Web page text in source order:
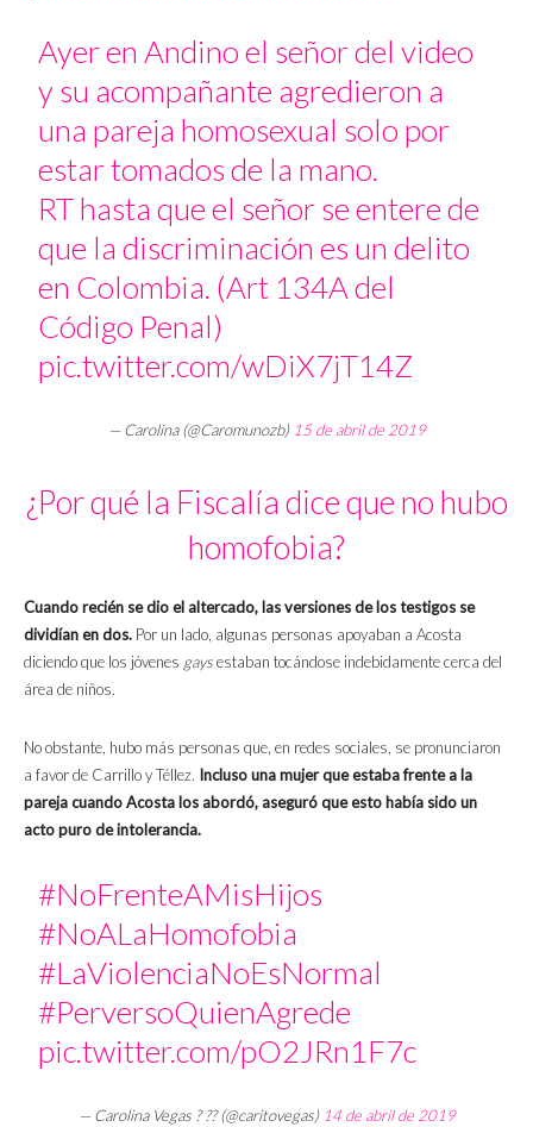
Ayer en Andino el señor del video
y su acompañante agredieron a
una pareja homosexual solo por
estar tomados de la mano.
RT hasta que el señor se entere de
que la discriminación es un delito
en Colombia. (Art 134A del
Código Penal)
pic.twitter.com/wDiX7jT14Z
— Carolina (@Caromunozb) 15 de abril de 2019
¿Por qué la Fiscalía dice que no hubo
homofobia?
Cuando recién se dio el altercado, las versiones de los testigos se
dividían en dos. Por un lado, algunas personas apoyaban a Acosta
diciendo que los jóvenes gaysestaban tocándose indebidamente cerca del
área de niños.
No obstante, hubo más personas que, en redes sociales, se pronunciaron
a favor de Carrillo y Téllez. Incluso una mujer que estaba frente a la
pareja cuando Acosta los abordó, aseguró que esto había sido un
acto puro de intolerancia.
#NoFrenteAMisHijos
#NoALaHomofobia
#LaViolenciaNoEsNormal
#PerversoQuienAgrede
pic.twitter.com/pO2JRn1F7c
— Carolina Vegas ? ?️‍? (@caritovegas) 14 de abril de 2019